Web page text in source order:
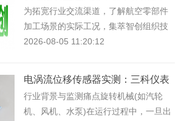
波加工途径
为拓宽行业交流渠道，了解航空零部件
加工场景的实际工况，集萃智创组织技
术、商务相关工作人员前往湖南航越开
2026-08-05 11:20:12
电涡流位移传感器实测：三科仪表
振动监测优势解析
行业背景与监测痛点旋转机械(如汽轮
机、风机、水泵)在运行过程中，一旦出